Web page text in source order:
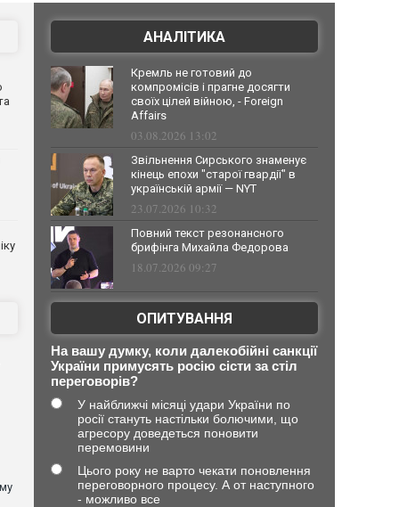
АНАЛІТИКА
Кремль не готовий до
компромісів і прагне досягти
своїх цілей війною, - Foreign
Affairs
03.08.2026 13:02
Звільнення Сирського знаменує
кінець епохи "старої гвардії" в
українській армії — NYT
23.07.2026 10:32
Повний текст резонансного
брифінга Михайла Федорова
18.07.2026 09:27
ОПИТУВАННЯ
На вашу думку, коли далекобійні санкції
України примусять росію сісти за стіл
переговорів?
У найближчі місяці удари України по
росії стануть настільки болючими, що
агресору доведеться поновити
перемовини
Цього року не варто чекати поновлення
переговорного процесу. А от наступного
- можливо все